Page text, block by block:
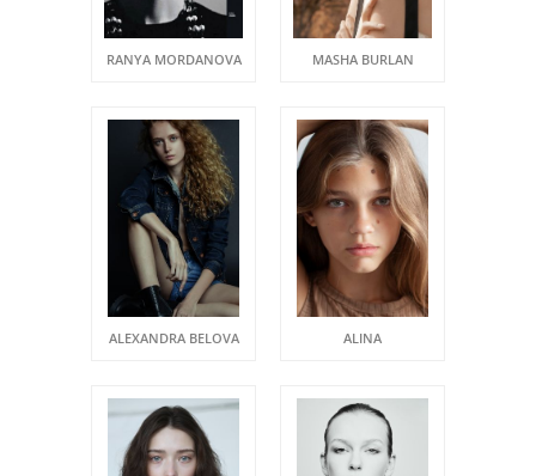
RANYA MORDANOVA MASHA BURLAN
ALEXANDRA BELOVA ALINA